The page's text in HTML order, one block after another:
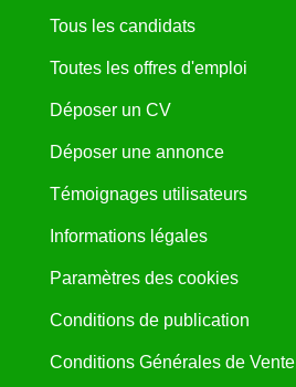
Tous les candidats
Toutes les offres d'emploi
Déposer un CV
Déposer une annonce
Témoignages utilisateurs
Informations légales
Paramètres des cookies
Conditions de publication
Conditions Générales de Vente